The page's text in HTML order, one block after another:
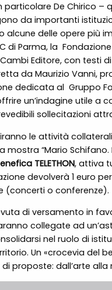
De Chirico
da importanti
delle opere più
di Parma, la
Editore, con testi
da Maurizio Vanni,
dedicata al Gruppo
un’indagine utile a
sollecitazioni
le attività
“Mario
TELETHON, attiva
devolverà 1 euro
(concerti o conferenze).
di versamento in
collegate ad
nel ruolo di
Un «crocevia del
proposte: dall’arte